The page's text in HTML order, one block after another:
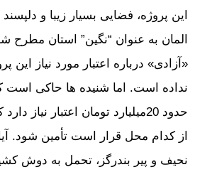
این پروژه، فضایی بسیار زیبا و دلپسند
المان به عنوان “نگین” استان مطرح
«آزادی» درباره اعتبار مورد نیاز این
نداده است. اما شنیده ها حاکی است
حدود 20میلیارد تومان اعتبار نیاز
از کدام محل قرار است تأمین شود.